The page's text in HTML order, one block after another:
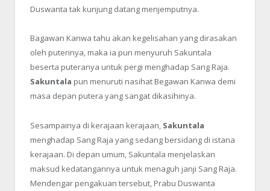
Duswanta tak kunjung datang menjemputnya.
Bagawan Kanwa tahu akan kegelisahan yang dirasakan
oleh puterinya, maka ia pun menyuruh Sakuntala
beserta puteranya untuk pergi menghadap Sang Raja.
Sakuntala pun menuruti nasihat Begawan Kanwa demi
masa depan putera yang sangat dikasihinya.
Sesampainya di kerajaan kerajaan, Sakuntala
menghadap Sang Raja yang sedang bersidang di istana
kerajaan. Di depan umum, Sakuntala menjelaskan
maksud kedatangannya untuk menaguh janji Sang Raja.
Mendengar pengakuan tersebut, Prabu Duswanta